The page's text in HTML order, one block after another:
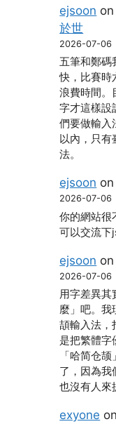
ejsoon
於世
2026-07-06
五筆和鄭碼
快，比賽時
浪費時間。
字才這樣設
們要做輸入
以內，只有
法。
ejsoon
2026-07-06
你的網站很
可以交流下
ejsoon
2026-07-06
用字差異
麼」吧。我
頡輸入法，
是把繁體字
「哈简仓
了，因為我
也沒有人來
exyone